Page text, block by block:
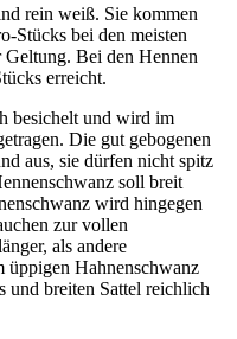
rein weiß. Sie kommen
Stücks bei den meisten
Geltung. Bei den Hennen
erreicht.
besichelt und wird im
Die gut gebogenen
aus, sie dürfen nicht spitz
soll breit
wird hingegen
zur vollen
als andere
üppigen Hahnenschwanz
und breiten Sattel reichlich